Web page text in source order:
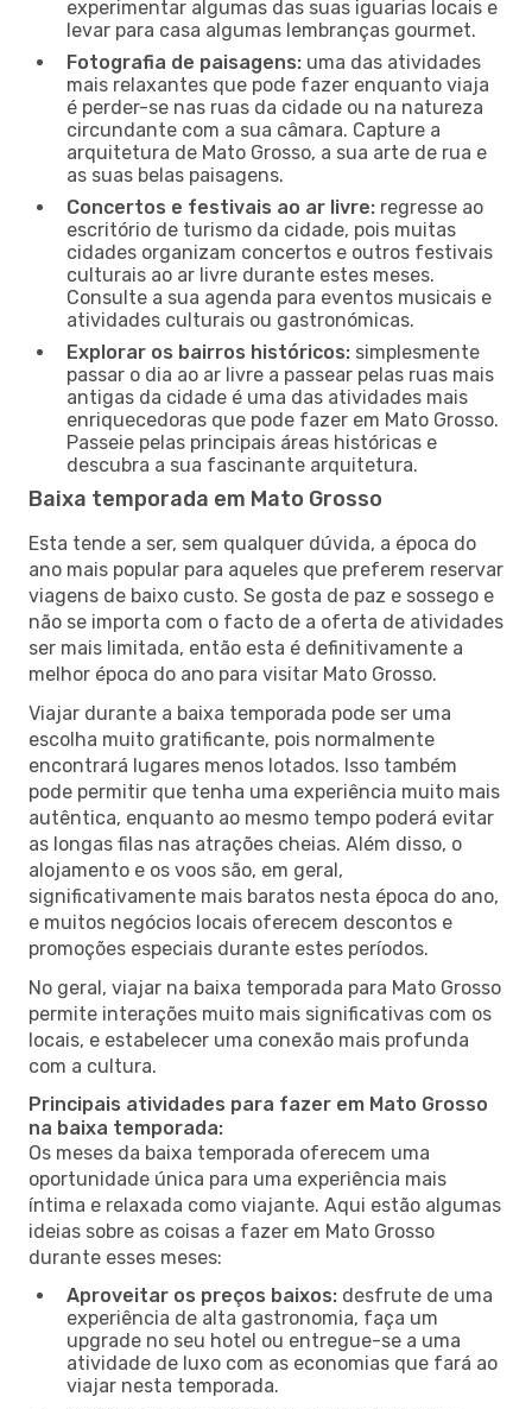
experimentar algumas das suas iguarias locais e
levar para casa algumas lembranças gourmet.
Fotografia de paisagens: uma das atividades
mais relaxantes que pode fazer enquanto viaja
é perder-se nas ruas da cidade ou na natureza
circundante com a sua câmara. Capture a
arquitetura de Mato Grosso, a sua arte de rua e
as suas belas paisagens.
Concertos e festivais ao ar livre: regresse ao
escritório de turismo da cidade, pois muitas
cidades organizam concertos e outros festivais
culturais ao ar livre durante estes meses.
Consulte a sua agenda para eventos musicais e
atividades culturais ou gastronómicas.
Explorar os bairros históricos: simplesmente
passar o dia ao ar livre a passear pelas ruas mais
antigas da cidade é uma das atividades mais
enriquecedoras que pode fazer em Mato Grosso.
Passeie pelas principais áreas históricas e
descubra a sua fascinante arquitetura.
Baixa temporada em Mato Grosso
Esta tende a ser, sem qualquer dúvida, a época do
ano mais popular para aqueles que preferem reservar
viagens de baixo custo. Se gosta de paz e sossego e
não se importa com o facto de a oferta de atividades
ser mais limitada, então esta é definitivamente a
melhor época do ano para visitar Mato Grosso.
Viajar durante a baixa temporada pode ser uma
escolha muito gratificante, pois normalmente
encontrará lugares menos lotados. Isso também
pode permitir que tenha uma experiência muito mais
autêntica, enquanto ao mesmo tempo poderá evitar
as longas filas nas atrações cheias. Além disso, o
alojamento e os voos são, em geral,
significativamente mais baratos nesta época do ano,
e muitos negócios locais oferecem descontos e
promoções especiais durante estes períodos.
No geral, viajar na baixa temporada para Mato Grosso
permite interações muito mais significativas com os
locais, e estabelecer uma conexão mais profunda
com a cultura.
Principais atividades para fazer em Mato Grosso
na baixa temporada:
Os meses da baixa temporada oferecem uma
oportunidade única para uma experiência mais
íntima e relaxada como viajante. Aqui estão algumas
ideias sobre as coisas a fazer em Mato Grosso
durante esses meses:
Aproveitar os preços baixos: desfrute de uma
experiência de alta gastronomia, faça um
upgrade no seu hotel ou entregue-se a uma
atividade de luxo com as economias que fará ao
viajar nesta temporada.